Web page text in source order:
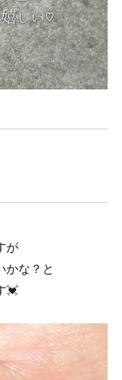
が
かな？と
💓